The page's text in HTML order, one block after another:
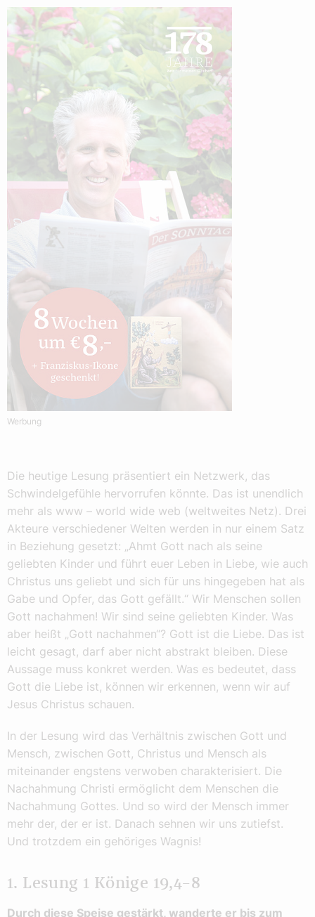
Werbung
Die heutige Lesung präsentiert ein Netzwerk, das
Schwindelgefühle hervorrufen könnte. Das ist unendlich
mehr als www – world wide web (weltweites Netz). Drei
Akteure verschiedener Welten werden in nur einem Satz
in Beziehung gesetzt: „Ahmt Gott nach als seine
geliebten Kinder und führt euer Leben in Liebe, wie auch
Christus uns geliebt und sich für uns hingegeben hat als
Gabe und Opfer, das Gott gefällt.“ Wir Menschen sollen
Gott nachahmen! Wir sind seine geliebten Kinder. Was
aber heißt „Gott nachahmen“? Gott ist die Liebe. Das ist
leicht gesagt, darf aber nicht abstrakt bleiben. Diese
Aussage muss konkret werden. Was es bedeutet, dass
Gott die Liebe ist, können wir erkennen, wenn wir auf
Jesus Christus schauen.
In der Lesung wird das Verhältnis zwischen Gott und
Mensch, zwischen Gott, Christus und Mensch als
miteinander engstens verwoben charakterisiert. Die
Nachahmung Christi ermöglicht dem Menschen die
Nachahmung Gottes. Und so wird der Mensch immer
mehr der, der er ist. Danach sehnen wir uns zutiefst.
Und trotzdem ein gehöriges Wagnis!
1. Lesung 1 Könige 19,4–8
Durch diese Speise gestärkt, wanderte er bis zum